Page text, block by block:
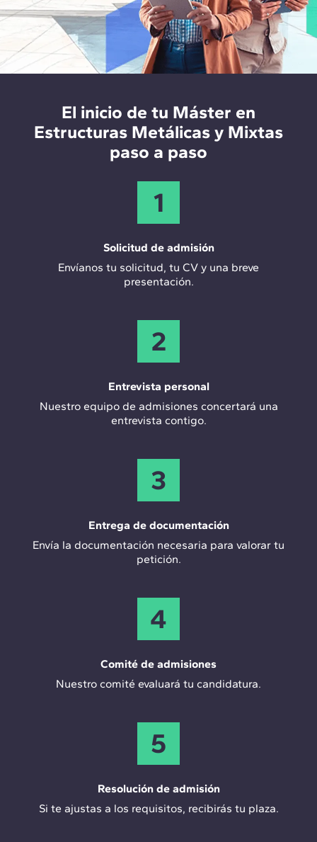
Certificación CYPECAD-Certificación CYPE 3D-
Certificación ACE e IEE
El inicio de tu Máster en
Estructuras Metálicas y Mixtas
paso a paso
1
Solicitud de admisión
Envíanos tu solicitud, tu CV y una breve
presentación.
2
Entrevista personal
Nuestro equipo de admisiones concertará una
entrevista contigo.
3
Entrega de documentación
Envía la documentación necesaria para valorar tu
petición.
4
Comité de admisiones
Nuestro comité evaluará tu candidatura.
5
Resolución de admisión
Si te ajustas a los requisitos, recibirás tu plaza.